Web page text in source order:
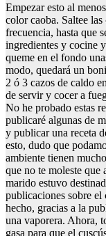
Empezar esto al
color caoba. Saltee
frecuencia, hasta que
ingredientes y cocine
queme en el fondo
modo, quedará un
2 ó 3 cazos de caldo
de servir y cocer a
No he probado estas
publicaré algunas de
y publicar una receta
esto, dudo que
ambiente tienen
que no te moleste que
marido estuvo
publicaciones sobre el
hecho, gracias a la
una vaporera. Ahora,
gasa para que el